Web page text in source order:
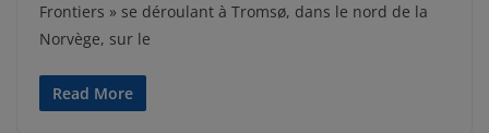
Frontiers » se déroulant à Tromsø, dans le nord de la
Norvège, sur le
Read More